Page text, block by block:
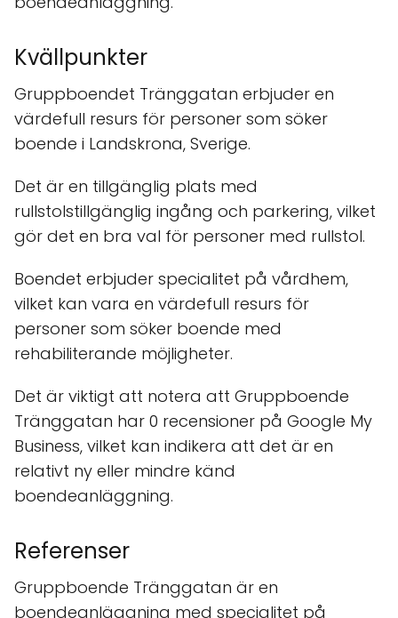
Kvällpunkter
Gruppboendet Tränggatan erbjuder en
värdefull resurs för personer som söker
boende i Landskrona, Sverige.
Det är en tillgänglig plats med
rullstolstillgänglig ingång och parkering, vilket
gör det en bra val för personer med rullstol.
Boendet erbjuder specialitet på vårdhem,
vilket kan vara en värdefull resurs för
personer som söker boende med
rehabiliterande möjligheter.
Det är viktigt att notera att Gruppboende
Tränggatan har 0 recensioner på Google My
Business, vilket kan indikera att det är en
relativt ny eller mindre känd
boendeanläggning.
Referenser
Gruppboende Tränggatan är en
boendeanläggning med specialitet på